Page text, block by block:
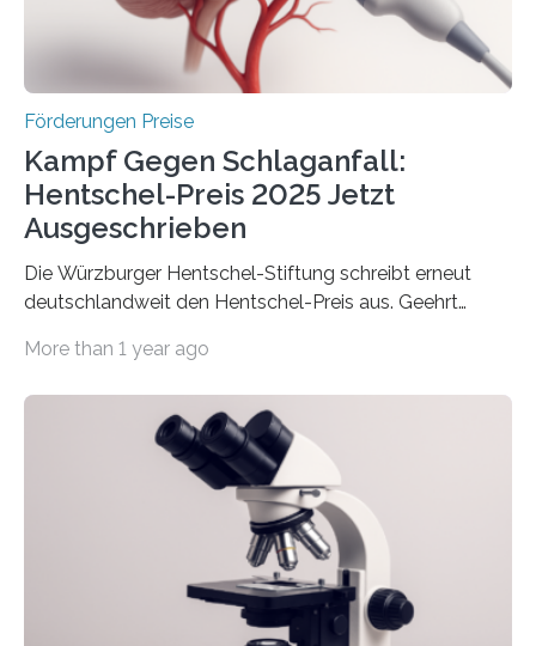
Wirtschaft und Energie eine gute Nachricht:
Überplanmäßige Verpflichtungsermächtigungen in
Förderungen Preise
Kampf Gegen Schlaganfall:
Hentschel-Preis 2025 Jetzt
Ausgeschrieben
Die Würzburger Hentschel-Stiftung schreibt erneut
deutschlandweit den Hentschel-Preis aus. Geehrt
hochrangige wissenschaftliche Publikation zum Thema
Schlaganfall“ mit Sitz in Würzburg fördert die
Schlaganfallforschung, um die Behandlung der
Betroffenen zu verbessern. Dazu schreibt sie auch in
diesem Jahr wieder deutschlandweit den Hentschel-
Preis aus. Er richtet sich gezielt an jüngere
Forscherinnen und Forscher unter 40 Jahren. Geehrt
werden soll eine herausragende Doktorarbeit oder eine
hochrangige wissenschaftliche Publikation zum Thema
More than 1 year ago